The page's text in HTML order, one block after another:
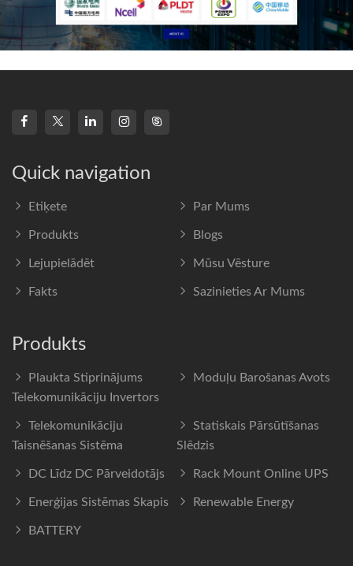
Quick navigation
Etiķete Par Mums
Produkts Blogs
Lejupielādēt Mūsu Vēsture
Fakts Sazinieties Ar Mums
Produkts
Plaukta Stiprinājums
Telekomunikāciju Invertors
Moduļu Barošanas Avots
Telekomunikāciju
Taisnēšanas Sistēma
Statiskais Pārsūtīšanas
Slēdzis
DC Līdz DC Pārveidotājs Rack Mount Online UPS
Enerģijas Sistēmas Skapis Renewable Energy
BATTERY